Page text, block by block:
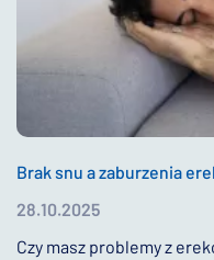
Brak snu a zaburzenia
28.10.2025
Czy masz problemy z